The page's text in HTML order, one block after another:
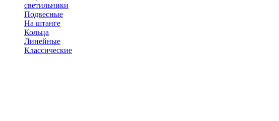
светильники
Подвесные
На штанге
Кольца
Линейные
Классические